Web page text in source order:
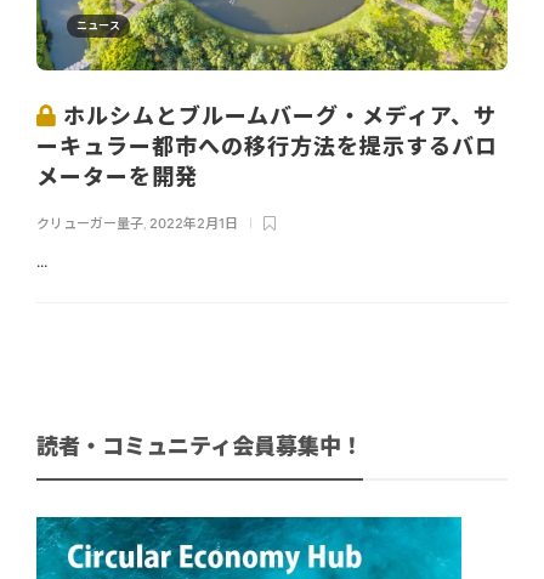
ニュース
ホルシムとブルームバーグ・メディア、サ
ーキュラー都市への移行方法を提示するバロ
メーターを開発
クリューガー量子, 2022年2月1日
...
読者・コミュニティ会員募集中！